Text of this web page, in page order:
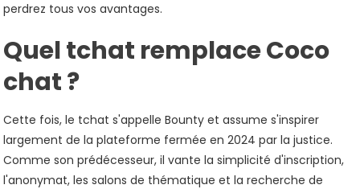
perdrez tous vos avantages.
Quel tchat remplace Coco
chat ?
Cette fois, le tchat s'appelle Bounty et assume s'inspirer
largement de la plateforme fermée en 2024 par la justice.
Comme son prédécesseur, il vante la simplicité d'inscription,
l'anonymat, les salons de thématique et la recherche de